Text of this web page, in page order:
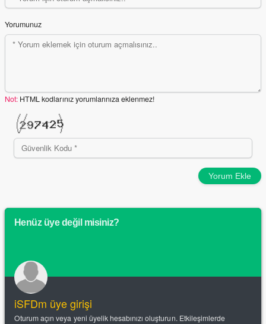
Yorumunuz
Not: HTML kodlarınız yorumlarınıza eklenmez!
Yorum Ekle
Henüz üye değil misiniz?
iSFDm üye girişi
Oturum açın veya yeni üyelik hesabınızı oluşturun. Etkileşimlerde